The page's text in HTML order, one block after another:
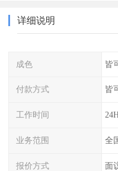
详细说明
成色 皆
付款方式 皆
工作时间
业务范围 全
报价方式 面